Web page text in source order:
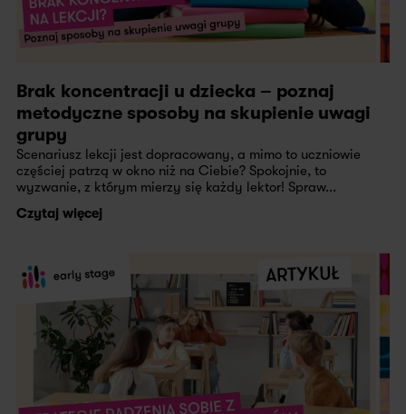
Brak koncentracji u dziecka – poznaj
metodyczne sposoby na skupienie uwagi
grupy
Scenariusz lekcji jest dopracowany, a mimo to uczniowie
częściej patrzą w okno niż na Ciebie? Spokojnie, to
wyzwanie, z którym mierzy się każdy lektor! Spraw...
Czytaj więcej